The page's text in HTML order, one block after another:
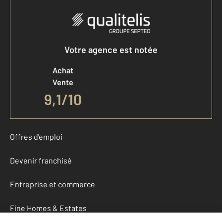
Votre agence est notée
Achat
Vente
9,1/10
Offres d'emploi
Devenir franchisé
Entreprise et commerce
Fine Homes & Estates